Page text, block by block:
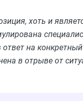
хоть и
на
в отрыве от